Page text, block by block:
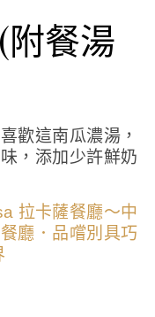
餐湯
歡這南瓜濃湯，
，添加少許鮮奶